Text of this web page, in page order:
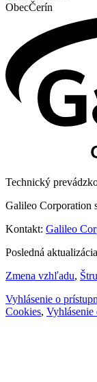
ObecČerín
Technický
Galileo Corporation
Kontakt: Galileo
Posledná
Zmena vzhľadu,
Vyhlásenie o
Cookies, Vyhlásenie